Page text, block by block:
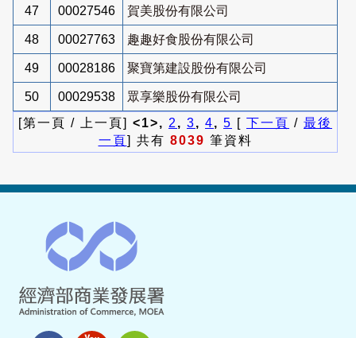
47 00027546 賀美股份有限公司
48 00027763 趣趣好食股份有限公司
49 00028186 聚寶第建設股份有限公司
50 00029538
眾享樂股份有限公司
[第一頁 / 上一頁] <1>, 2 , 3, 4, 5 [ 下一頁 / 最後
一頁] 共有 8039 筆資料